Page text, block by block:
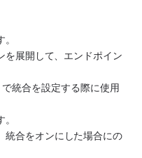
を展開して、エンドポイン
で統合を設定する際に使用
統合をオンにした場合にの